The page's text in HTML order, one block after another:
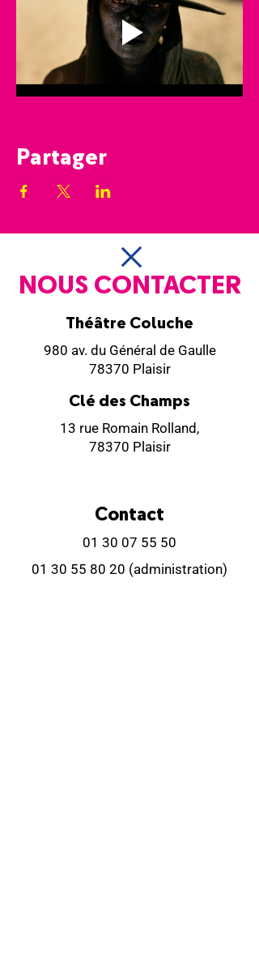
Partager
NOUS CONTACTER
Théâtre Coluche
980 av. du Général de Gaulle
78370 Plaisir
Clé des Champs
13 rue Romain Rolland,
78370 Plaisir
Contact
01 30 07 55 50
01 30 55 80 20 (administration)